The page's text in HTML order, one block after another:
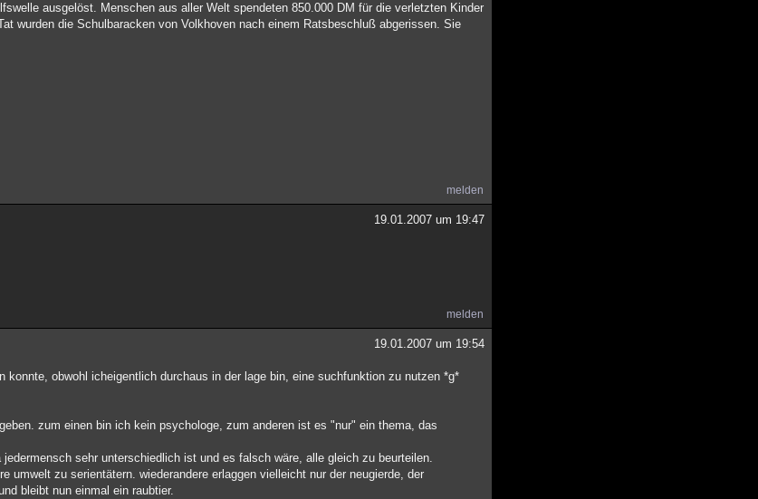
ausgelöst. Menschen aus aller Welt spendeten 850.000 DM für die verletzten Kinder
wurden die Schulbaracken von Volkhoven nach einem Ratsbeschluß abgerissen. Sie
melden
19.01.2007 um 19:47
melden
19.01.2007 um 19:54
obwohl icheigentlich durchaus in der lage bin, eine suchfunktion zu nutzen *g*
zum einen bin ich kein psychologe, zum anderen ist es "nur" ein thema, das
sehr unterschiedlich ist und es falsch wäre, alle gleich zu beurteilen.
umwelt zu serientätern. wiederandere erlaggen vielleicht nur der neugierde, der
bleibt nun einmal ein raubtier.